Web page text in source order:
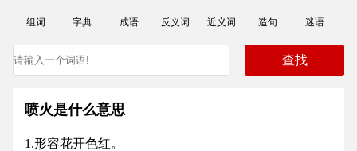
组词 字典 成语 反义词 近义词 造句 迷语
喷火是什么意思
1.形容花开色红。